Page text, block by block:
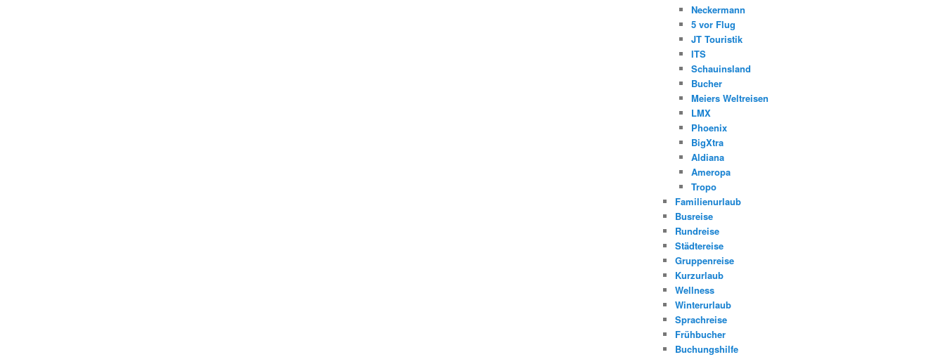
Neckermann
5 vor Flug
JT Touristik
ITS
Schauinsland
Bucher
Meiers Weltreisen
LMX
Phoenix
BigXtra
Aldiana
Ameropa
Tropo
Familienurlaub
Busreise
Rundreise
Städtereise
Gruppenreise
Kurzurlaub
Wellness
Winterurlaub
Sprachreise
Frühbucher
Buchungshilfe